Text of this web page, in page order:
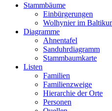
Stammbäume
Einbürgerungen
Wolhynier im
Diagramme
Ahnentafel
Sanduhrdiagramm
Stammbaumkarte
Listen
Familien
Familienzweige
Hierarchie der Orte
Personen